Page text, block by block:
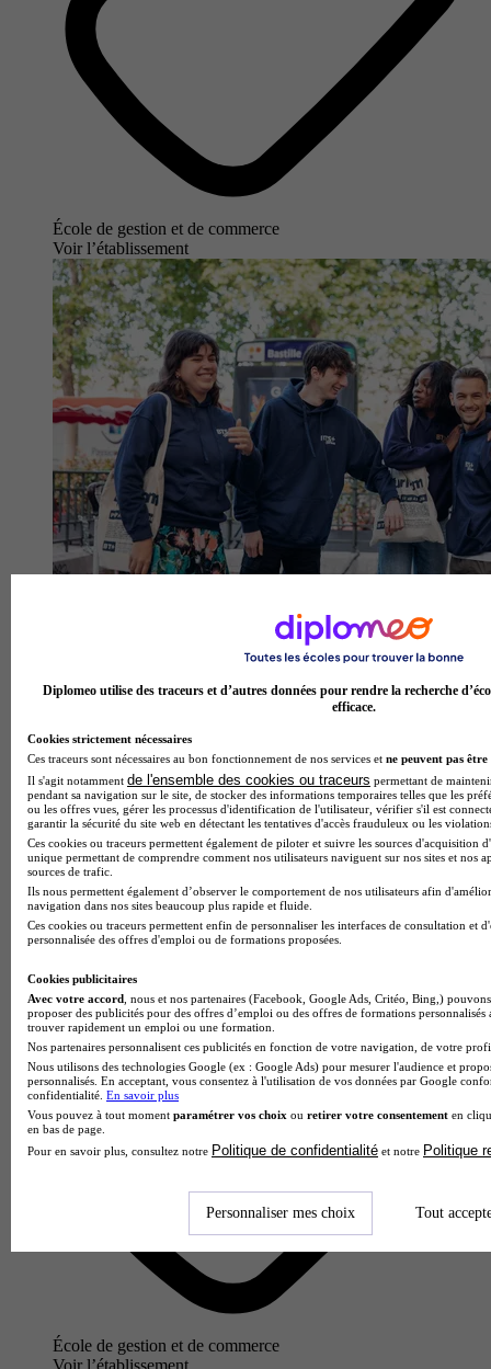
École de gestion et de commerce
Voir l’établissement
Aurlom BTS +
4.8
126 avis
Paris 11e
École de gestion et de commerce
Voir l’établissement
Diplomeo utilise des traceurs et d’autres données pour rendre la recherche
efficace.
Cookies strictement nécessaires
Ces traceurs sont nécessaires au bon fonctionnement de nos services et ne peuvent pas être
Il s'agit notamment de l'ensemble des cookies ou traceurs permettant de
pendant sa navigation sur le site, de stocker des informations temporaires telles que les
ou les offres vues, gérer les processus d'identification de l'utilisateur, vérifier s'il est
garantir la sécurité du site web en détectant les tentatives d'accès frauduleux ou les
Ces cookies ou traceurs permettent également de piloter et suivre les sources d'acquisition
unique permettant de comprendre comment nos utilisateurs naviguent sur nos sites et nos
sources de trafic.
Ils nous permettent également d’observer le comportement de nos utilisateurs afin
navigation dans nos sites beaucoup plus rapide et fluide.
Ces cookies ou traceurs permettent enfin de personnaliser les interfaces de consultation et
personnalisée des offres d'emploi ou de formations proposées.
Cookies publicitaires
Avec votre accord , nous et nos partenaires (Facebook, Google Ads, Critéo, Bing,)
proposer des publicités pour des offres d’emploi ou des offres de formations
trouver rapidement un emploi ou une formation.
Nos partenaires personnalisent ces publicités en fonction de votre navigation, de votre
Nous utilisons des technologies Google (ex : Google Ads) pour mesurer l'audience et
personnalisés. En acceptant, vous consentez à l'utilisation de vos données par Google
confidentialité. En savoir plus
Vous pouvez à tout moment paramétrer vos choix ou retirer votre consentement en
en bas de page.
Pour en savoir plus, consultez notre Politique de confidentialité et notre Politique
Personnaliser mes choix Tout